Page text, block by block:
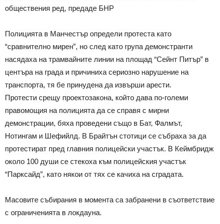
обществения ред, предаде БНР
Полицията в Манчестър определи протеста като
“сравнително мирен”, но след като група демонстранти
насядаха на трамвайните линии на площад “Сейнт Питър” в
центъра на града и причиниха сериозно нарушение на
транспорта, тя бе принудена да извърши арести.
Протести срещу проектозакона, който дава по-големи
правомощия на полицията да се справя с мирни
демонстрации, бяха проведени също в Бат, Фалмът,
Нотингам и Шефийлд. В Брайтън стотици се събраха за да
протестират пред главния полицейски участък. В Кеймбридж
около 100 души се стекоха към полицейския участък
“Парксайд”, като някои от тях се качиха на сградата.
Масовите събирания в момента са забранени в съответствие
с ограниченията в локдауна.